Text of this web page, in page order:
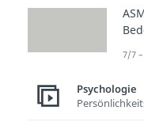
und
sie
7/7
Psychologie